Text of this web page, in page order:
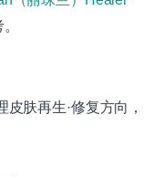
肤再生·修复方向，